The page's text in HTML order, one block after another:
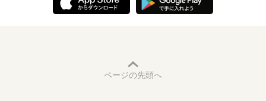
ページの先頭へ